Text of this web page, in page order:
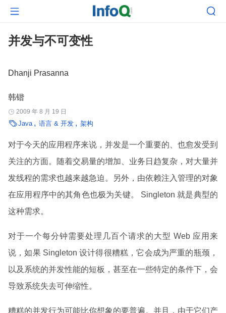
 
并发与不可变性
Dhanji Prasanna
韩锴
 2009 年 8 月 19 日
Java 语言 & 开发 架构
对于今天的应用程序来说，并发是一个重要的、也愈发受到
关注的方面。随着交易量的增加、业务日趋复杂，对大量并
发线程的需求也越来越急迫。另外，由依赖注入管理的对象
在应用程序中的其角色也极为关键。 Singleton 就是典型的
这种需求。
对于一个每分钟需要处理几百个请求的大型 Web 应用来
说，如果 Singleton 设计得很糟糕，它会成为严重的瓶颈，
以及系统的并发性能的短板，甚至在一些特定的条件下，会
导致系统失去可伸缩性。
糟糕的并发行为可能比你想象的要普遍。并且，由于它们产